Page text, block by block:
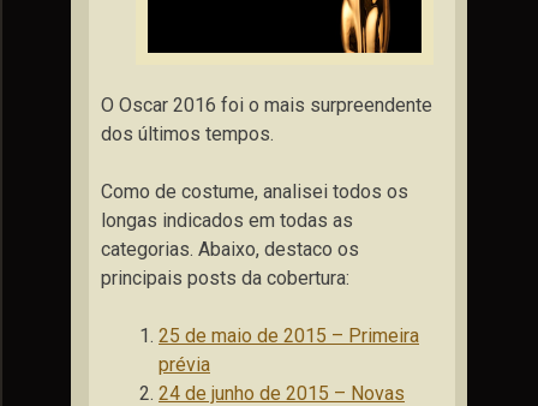
O Oscar 2016 foi o mais surpreendente
dos últimos tempos.
Como de costume, analisei todos os
longas indicados em todas as
categorias. Abaixo, destaco os
principais posts da cobertura:
25 de maio de 2015 – Primeira
prévia
24 de junho de 2015 – Novas